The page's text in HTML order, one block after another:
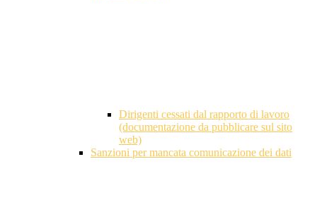
Dirigenti cessati dal rapporto di lavoro
(documentazione da pubblicare sul sito
web)
Sanzioni per mancata comunicazione dei dati